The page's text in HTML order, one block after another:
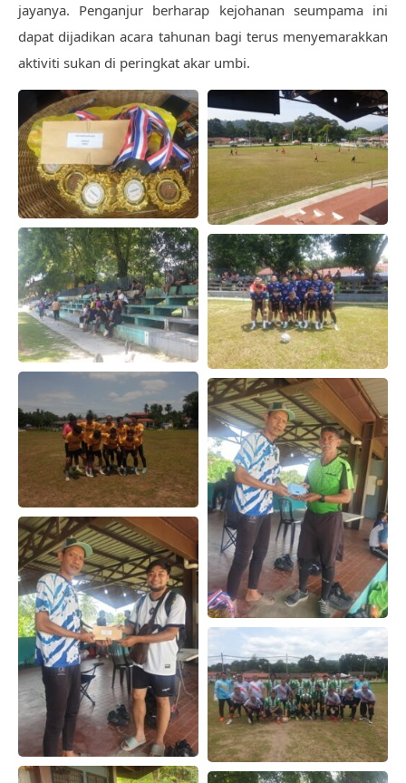
jayanya. Penganjur berharap kejohanan seumpama ini
dapat dijadikan acara tahunan bagi terus menyemarakkan
aktiviti sukan di peringkat akar umbi.